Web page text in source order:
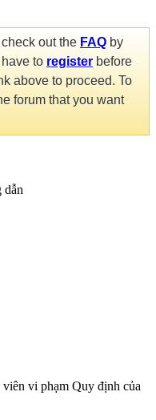
out the FAQ by
to register before
above to proceed. To
forum that you want
dẫn
vi phạm Quy định của